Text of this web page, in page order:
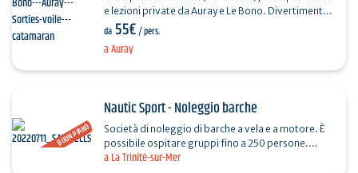
a Auray
e lezioni private da Auray e Le Bono. Divertimento
ed emozioni, insegnamento di qualità e un…
da 55€/ pers.
BUON PIANO
a La Trinité-sur-Mer
Nautic Sport - Noleggio barche
Società di noleggio di barche a vela e a motore. È
possibile ospitare gruppi fino a 250 persone.
Specialista in attività nautiche su misura. Attività…